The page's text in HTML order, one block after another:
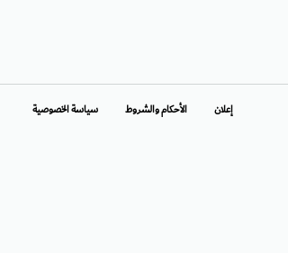
إعلان الأحكام والشروط سياسة الخصوصية